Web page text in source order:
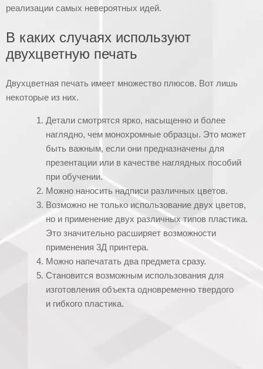
реализации самых невероятных идей.
В каких случаях используют
двухцветную печать
Двухцветная печать имеет множество плюсов. Вот лишь
некоторые из них.
Детали смотрятся ярко, насыщенно и более
наглядно, чем монохромные образцы. Это может
быть важным, если они предназначены для
презентации или в качестве наглядных пособий
при обучении.
Можно наносить надписи различных цветов.
Возможно не только использование двух цветов,
но и применение двух различных типов пластика.
Это значительно расширяет возможности
применения 3Д принтера.
Можно напечатать два предмета сразу.
Становится возможным использования для
изготовления объекта одновременно твердого
и гибкого пластика.